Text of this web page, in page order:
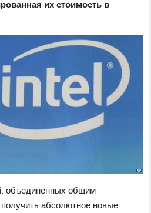
их стоимость в
объединенных общим
абсолютное новые